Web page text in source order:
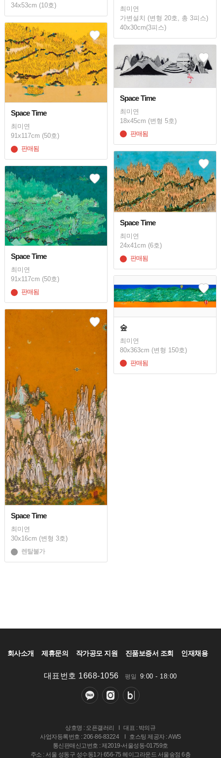
34x53cm (10호)
최미연
가변설치 (변형 20호, 총 3피스)
40x30cm(3피스)
Space Time
최미연
91x117cm (50호)
판매됨
Space Time
최미연
18x45cm (변형 5호)
판매됨
Space Time
최미연
24x41cm (6호)
판매됨
Space Time
최미연
91x117cm (50호)
판매됨
숲
최미연
80x363cm (변형 150호)
판매됨
Space Time
최미연
30x16cm (변형 3호)
렌탈불가
회사소개 제휴문의 작가공모 지원 진품보증서 조회 인재채용
대표번호 1668-1056 평일 9:00 - 18:00
상호명 : 오픈갤러리
대표 : 박의규
사업자등록번호 : 206-86-83224
호스팅 제공자 : AWS
통신판매신고번호 : 제2019-서울성동-01759호
주소 : 서울 성동구 성수동1가 656-75 헤이그라운드 서울숲점 6층